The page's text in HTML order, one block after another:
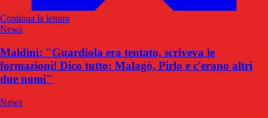
Continua la lettura
News
Maldini: "Guardiola era tentato, scriveva le
formazioni! Dico tutto: Malagò, Pirlo e c'erano altri
due nomi"
News